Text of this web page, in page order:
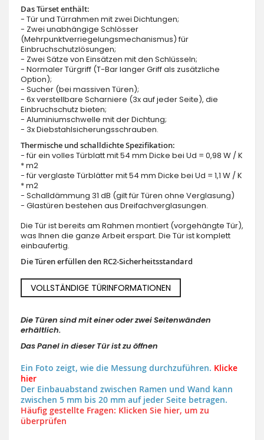
Das Türset enthält:
- Tür und Türrahmen mit zwei Dichtungen;
- Zwei unabhängige Schlösser
(Mehrpunktverriegelungsmechanismus) für
Einbruchschutzlösungen;
- Zwei Sätze von Einsätzen mit den Schlüsseln;
- Normaler Türgriff (T-Bar langer Griff als zusätzliche
Option);
- Sucher (bei massiven Türen);
- 6x verstellbare Scharniere (3x auf jeder Seite), die
Einbruchschutz bieten;
- Aluminiumschwelle mit der Dichtung;
- 3x Diebstahlsicherungsschrauben.
Thermische und schalldichte Spezifikation:
- für ein volles Türblatt mit 54 mm Dicke bei Ud = 0,98 W / K
* m2
- für verglaste Türblätter mit 54 mm Dicke bei Ud = 1,1 W / K
* m2
- Schalldämmung 31 dB (gilt für Türen ohne Verglasung)
- Glastüren bestehen aus Dreifachverglasungen.
Die Tür ist bereits am Rahmen montiert (vorgehängte Tür),
was Ihnen die ganze Arbeit erspart. Die Tür ist komplett
einbaufertig.
Die Türen erfüllen den RC2-Sicherheitsstandard
VOLLSTÄNDIGE TÜRINFORMATIONEN
Die Türen sind mit einer oder zwei Seitenwänden
erhältlich.
Das Panel in dieser Tür ist zu öffnen
Ein Foto zeigt, wie die Messung durchzuführen. Klicke
hier
Der Einbauabstand zwischen Ramen und Wand kann
zwischen 5 mm bis 20 mm auf jeder Seite betragen.
Häufig gestellte Fragen: Klicken Sie hier, um zu
überprüfen